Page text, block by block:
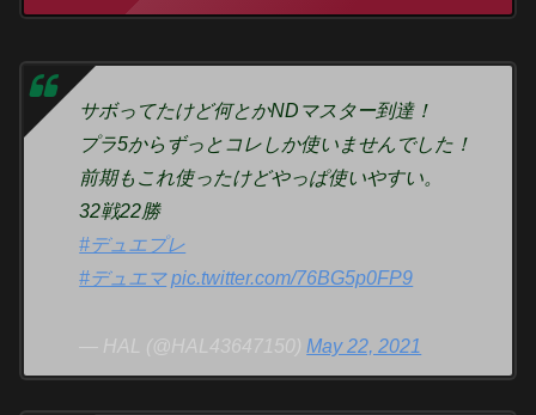
サボってたけど何とかNDマスター到達！
プラ5からずっとコレしか使いませんでした！
前期もこれ使ったけどやっぱ使いやすい。
32戦22勝
#デュエプレ
#デュエマ pic.twitter.com/76BG5p0FP9
— HAL (@HAL43647150)May 22, 2021